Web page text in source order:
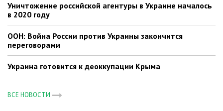
Уничтожение российской агентуры в Украине началось
в 2020 году
ООН: Война России против Украины закончится
переговорами
Украина готовится к деоккупации Крыма
ВСЕ НОВОСТИ